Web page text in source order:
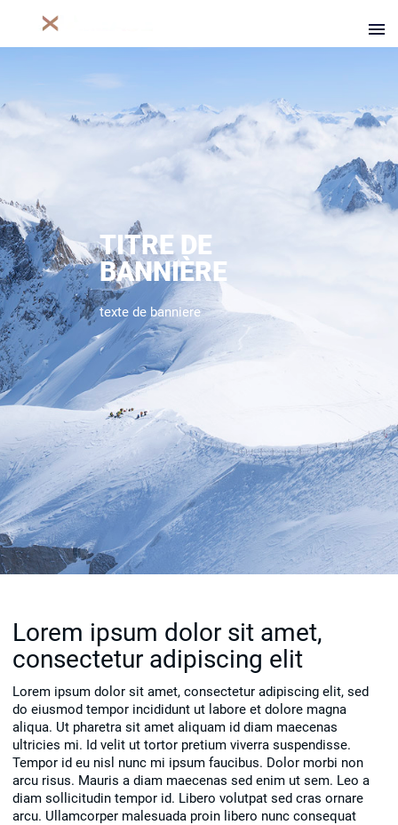
TITRE DE
BANNIÈRE
texte de banniere
Lorem ipsum dolor sit amet,
consectetur adipiscing elit
Lorem ipsum dolor sit amet, consectetur adipiscing elit, sed
do eiusmod tempor incididunt ut labore et dolore magna
aliqua. Ut pharetra sit amet aliquam id diam maecenas
ultricies mi. Id velit ut tortor pretium viverra suspendisse.
Tempor id eu nisl nunc mi ipsum faucibus. Dolor morbi non
arcu risus. Mauris a diam maecenas sed enim ut sem. Leo a
diam sollicitudin tempor id. Libero volutpat sed cras ornare
arcu. Ullamcorper malesuada proin libero nunc consequat